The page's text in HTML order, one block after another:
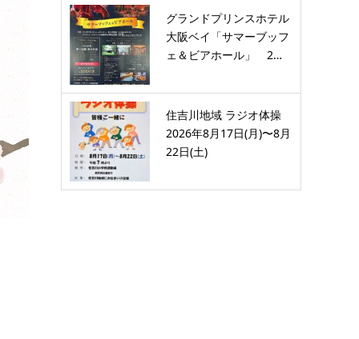
グランドプリンスホテル
大阪ベイ「サマーブッフ
ェ＆ビアホール」 2…
住吉川地域 ラジオ体操
2026年8月17日(月)〜8月
22日(土)